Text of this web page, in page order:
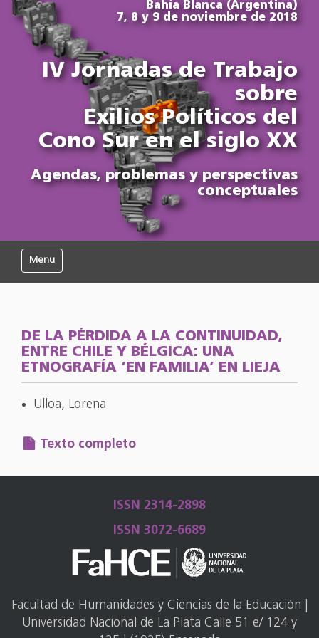
Bahía Blanca (Argentina)
7, 8 y 9 de noviembre de 2018
IV Jornadas de Trabajo
sobre
Exilios Políticos del
Cono Sur en el siglo XX
Agendas, problemas y perspectivas
conceptuales
Mostrar/Ocultar navegación
DE LA PÉRDIDA A LA CONTINUIDAD,
ENTRE CHILE Y BÉLGICA: UNA
ETNOGRAFÍA ‘EN FAMILIA’ EN LIEJA
Ulloa, Lorena
Texto completo
ISSN 2314-2898
ISSN 3072-6689
Facultad de Humanidades y Ciencias de la Educación |
Universidad Nacional de La Plata Calle 51 e/ 124 y